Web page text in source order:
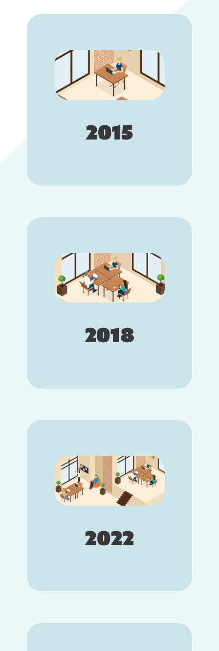
2015
Altagile a été créé par Marion
Pageot. Elle a travaillé pendant 8 ans
dans le monde des ressources
humaines. Elle a voulu créer des
solutions pour améliorer le
processus de recrutement des
permettant de créer un Matching
entre les recruteurs et les candidats.
2018
2018 : Lancement de Softy
Marion Pageot fait prendre un virage
à l’entreprise Altagile en créant un
nouvel outil conçu pour les
entreprises : Softy. Le concept de
Softy est de créer un processus de
candidats mais aussi sur leurs
compétences humaines, c’est-à-dire
les soft skills.
2022
2018 : Lancement du logiciel Skeely
Pour continuer à satisfaire les
besoins RH de nos clients, nous
lançons notre logiciel d'entretiens
individuels : Skeely. L'objectif est de
destiné à aider les entreprises à
améliorer leur gestion des talents.